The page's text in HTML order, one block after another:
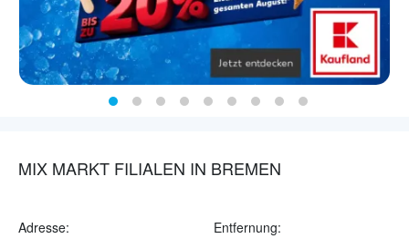
MIX MARKT FILIALEN IN BREMEN
Adresse: Entfernung: